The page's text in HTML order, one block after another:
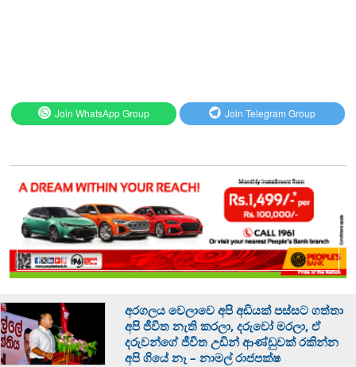
Join WhatsApp Group Join Telegram Group
අරගලය වෙලාවෙ අපි අඩියක් පස්සට ගත්තා
අපි ජීවිත නැති කරලා, දරුවෝ මරලා, ඒ
දරුවන්ගේ ජීවිත උඩින් ආණ්ඩුවක් රකින්න
අපි ගියේ නෑ – නාමල් රාජපක්ෂ